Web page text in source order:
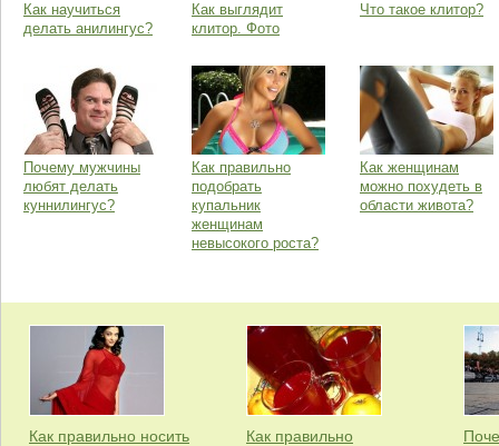
Как научиться
делать анилингус?
Как выглядит
клитор. Фото
Что такое клитор?
Почему мужчины
любят делать
куннилингус?
Как правильно
подобрать
купальник
женщинам
невысокого роста?
Как женщинам
можно похудеть в
области живота?
Как правильно носить
Как правильно